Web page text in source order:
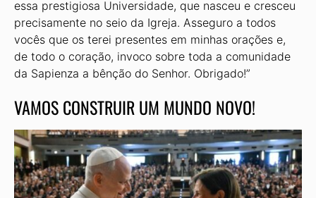
essa prestigiosa Universidade, que nasceu e cresceu
precisamente no seio da Igreja. Asseguro a todos
vocês que os terei presentes em minhas orações e,
de todo o coração, invoco sobre toda a comunidade
da Sapienza a bênção do Senhor. Obrigado!”
VAMOS CONSTRUIR UM MUNDO NOVO!